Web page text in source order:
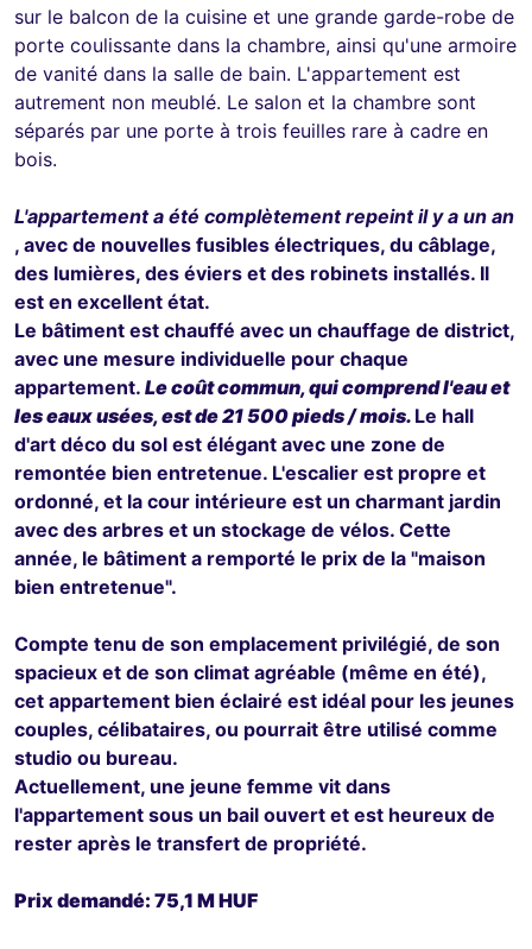
sur le balcon de la cuisine et une grande garde-robe de
porte coulissante dans la chambre, ainsi qu'une armoire
de vanité dans la salle de bain. L'appartement est
autrement non meublé. Le salon et la chambre sont
séparés par une porte à trois feuilles rare à cadre en
bois.
L'appartement a été complètement repeint il y a un an
, avec de nouvelles fusibles électriques, du câblage,
des lumières, des éviers et des robinets installés. Il
est en excellent état.
Le bâtiment est chauffé avec un chauffage de district,
avec une mesure individuelle pour chaque
appartement. Le coût commun, qui comprend l'eau et
les eaux usées, est de 21 500 pieds / mois. Le hall
d'art déco du sol est élégant avec une zone de
remontée bien entretenue. L'escalier est propre et
ordonné, et la cour intérieure est un charmant jardin
avec des arbres et un stockage de vélos. Cette
année, le bâtiment a remporté le prix de la "maison
bien entretenue".
Compte tenu de son emplacement privilégié, de son
spacieux et de son climat agréable (même en été),
cet appartement bien éclairé est idéal pour les jeunes
couples, célibataires, ou pourrait être utilisé comme
studio ou bureau.
Actuellement, une jeune femme vit dans
l'appartement sous un bail ouvert et est heureux de
rester après le transfert de propriété.
Prix demandé: 75,1 M HUF